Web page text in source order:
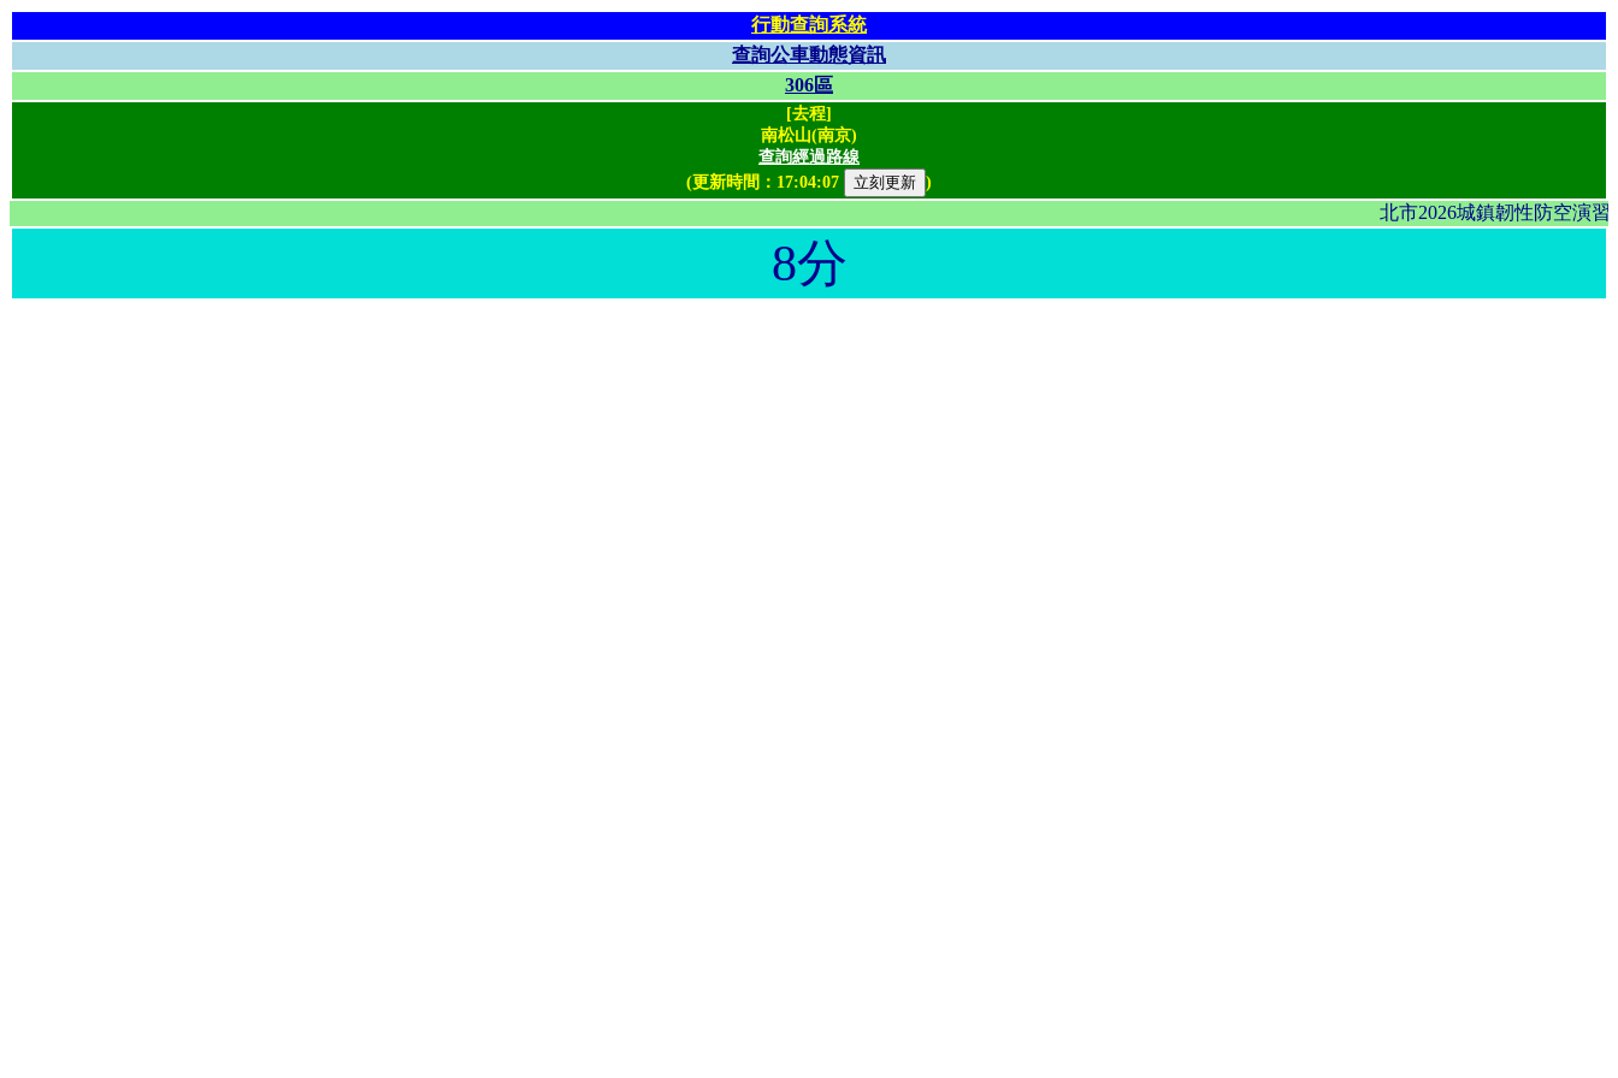
行動查詢系統
查詢公車動態資訊
306區
[去程]
南松山(南京)
查詢經過路線
(更新時間： 17:04:07 )
北市2026城鎮韌性防空
8分